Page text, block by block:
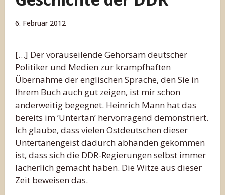
6. Februar 2012
[…] Der vorauseilende Gehorsam deutscher
Politiker und Medien zur krampfhaften
Übernahme der englischen Sprache, den Sie in
Ihrem Buch auch gut zeigen, ist mir schon
anderweitig begegnet. Heinrich Mann hat das
bereits im ’Untertan’ hervorragend demonstriert.
Ich glaube, dass vielen Ostdeutschen dieser
Untertanengeist dadurch abhanden gekommen
ist, dass sich die DDR-Regierungen selbst immer
lächerlich gemacht haben. Die Witze aus dieser
Zeit beweisen das.